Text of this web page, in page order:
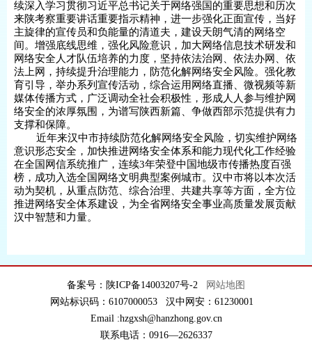
续深入学习贯彻习近平总书记关于网络强国的重要思想和历次
来陕考察重要讲话重要指示精神，进一步强化正面宣传，当好
主旋律的宣传员和负能量的清道夫，建设天朗气清的网络空
间。增强底线思维，强化风险意识，加大网络信息技术研发和
网络安全人才队伍培养的力度，坚持依法治网、依法办网、依
法上网，持续提升治理能力，防范化解网络安全风险。强化教
育引导，举办系列宣传活动，综合运用网络直播、微视频等新
媒体传播方式，广泛调动全社会积极性，形成人人参与维护网
络安全的浓厚氛围，为谱写陕西新篇、争做西部示范提供有力
支撑和保障。
近年来汉中市持续防范化解网络安全风险，切实维护网络
意识形态安全，加快推进网络安全体系和能力现代化工作经验
在全国网信系统推广，连续3年荣登中国地级市传播热度百强
榜，成功入选全国网络文明典型案例城市。汉中市将以本次活
动为契机，从重点防范、综合治理、共建共享等方面，全方位
推进网络安全体系建设，为全省网络安全事业高质量发展贡献
汉中智慧和力量。
备案号：陕ICP备14003207号-2
网站地图
网站标识码：6107000053 汉中网安：61230001
Email :hzgxsh@hanzhong.gov.cn
联系电话：0916—2626337